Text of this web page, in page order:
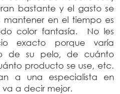
bastante y el gasto se
mantener en el tiempo es
color fantasía. No les
exacto porque varía
de su pelo, de cuánto
producto se use, etc.
a una especialista en
va a decir mejor.